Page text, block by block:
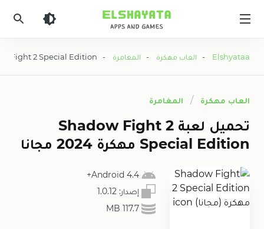
Elshyataa
- العاب مهكرة - المغامرة - Shadow Fight 2 Special Edition مهكرة (مجانا)
العاب مهكرة المغامرة
تحميل لعبة Shadow Fight 2
Special Edition مهكرة 2024 مجانا
4.4 Android+
إصدار: 1.0.12
117.7 MB